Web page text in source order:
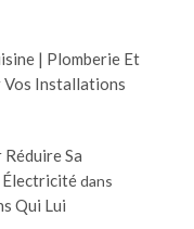
| Plomberie Et
Installations
Sa
Électricitédans
Qui Lui